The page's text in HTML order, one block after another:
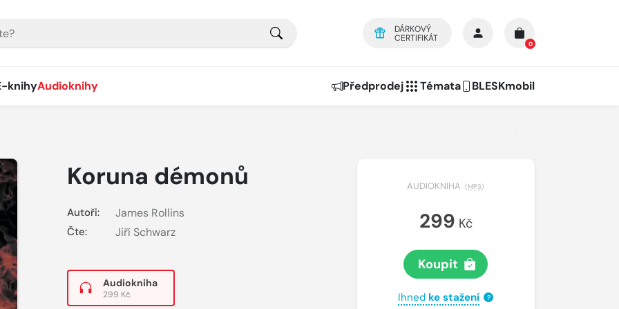
DÁRKOVÝ
CERTIFIKÁT
0
knihyAudioknihy Předprodej Témata BLESKmobil
Koruna démonů
Autoři: James Rollins
Čte: Jiří Schwarz
Audiokniha
299 Kč
AUDIOKNIHA (MP3)
299 Kč
Koupit
Ihned ke stažení ?